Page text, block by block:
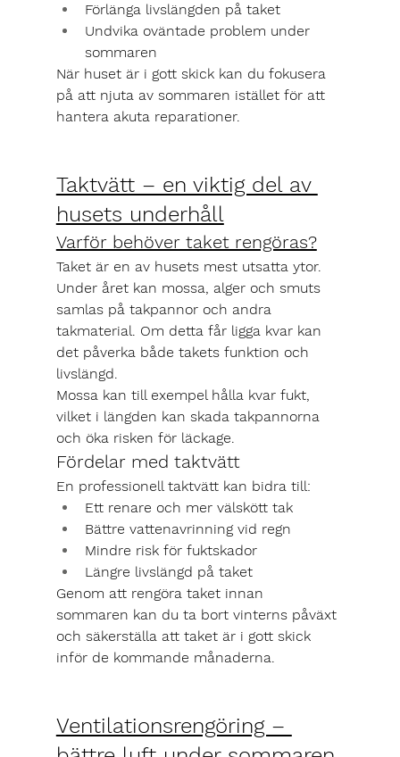
Förlänga livslängden på taket
Undvika oväntade problem under
sommaren
När huset är i gott skick kan du fokusera
på att njuta av sommaren istället för att
hantera akuta reparationer.
Taktvätt – en viktig del av
husets underhåll
Varför behöver taket rengöras?
Taket är en av husets mest utsatta ytor.
Under året kan mossa, alger och smuts
samlas på takpannor och andra
takmaterial. Om detta får ligga kvar kan
det påverka både takets funktion och
livslängd.
Mossa kan till exempel hålla kvar fukt,
vilket i längden kan skada takpannorna
och öka risken för läckage.
Fördelar med taktvätt
En professionell taktvätt kan bidra till:
Ett renare och mer välskött tak
Bättre vattenavrinning vid regn
Mindre risk för fuktskador
Längre livslängd på taket
Genom att rengöra taket innan
sommaren kan du ta bort vinterns påväxt
och säkerställa att taket är i gott skick
inför de kommande månaderna.
Ventilationsrengöring –